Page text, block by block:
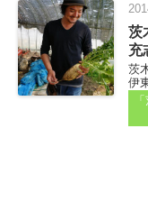
茨
充
茨
伊
ー